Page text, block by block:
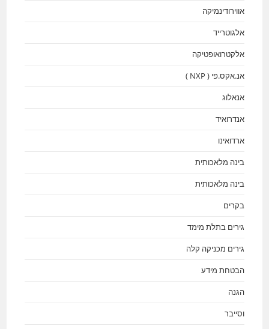
אווירודינמיקה
אלגוטרייד
אלקטרואופטיקה
אנ.אקס.פי ( NXP )
אנאלוג
אנדרואיד
ארדואינו
בינה מלאכותית
בינה מלאכותית
בקרים
גירים בתלת מימד
גירים מכניקה קלה
הבטחת מידע
הגנה
וסייבר